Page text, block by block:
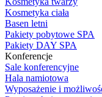
Kosmetyka ciała
Basen letni
Pakiety pobytowe SPA
Pakiety DAY SPA
Konferencje
Sale konferencyjne
Hala namiotowa
Wyposażenie i